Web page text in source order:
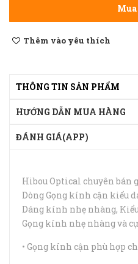
Thêm vào yêu thích
THÔNG TIN SẢN PHẨM
HƯỚNG DẪN MUA HÀNG
ĐÁNH GIÁ(APP)
Hibou Optical chuyên
Dòng Gọng kính cận kiểu
Dáng kính nhẹ nhàng,
Gọng kính nhẹ nhàng và
• Gọng kính cận phù hợp